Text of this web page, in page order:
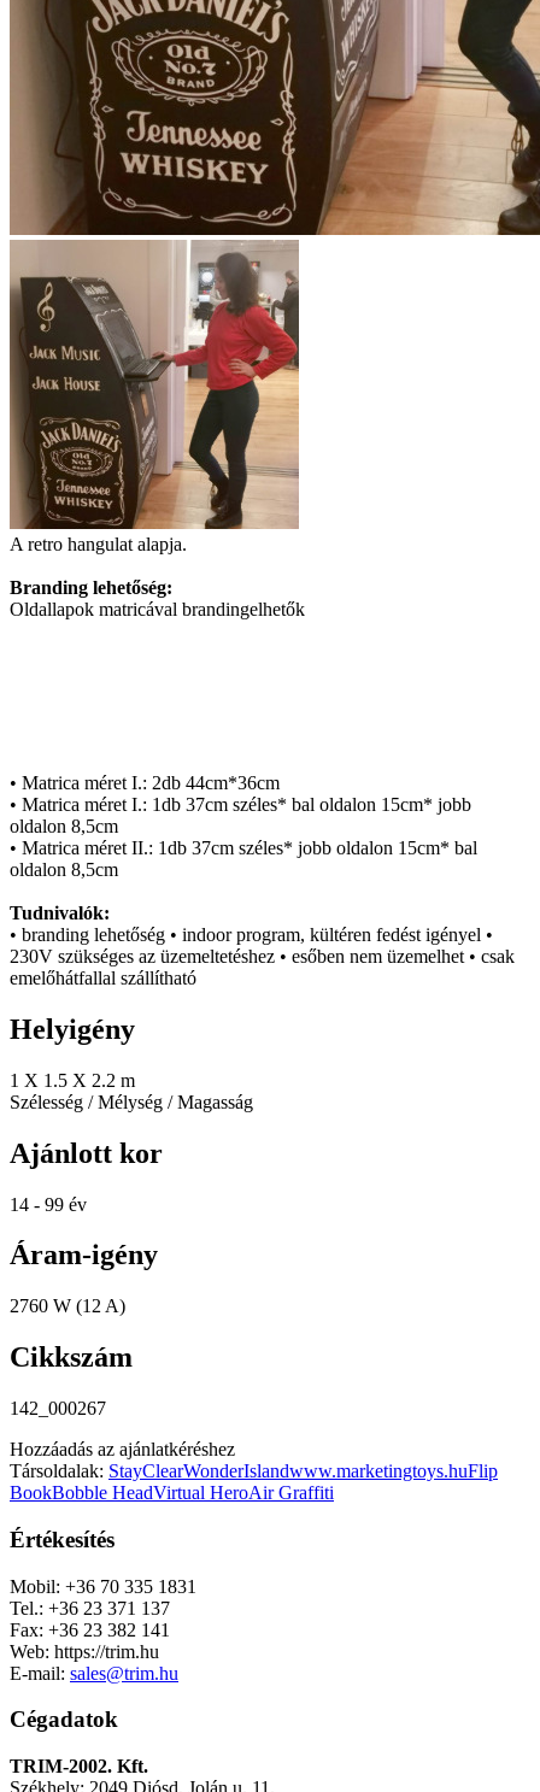
A retro hangulat alapja.
Branding lehetőség:
Oldallapok matricával brandingelhetők
• Matrica méret I.: 2db 44cm*36cm
• Matrica méret I.: 1db 37cm széles* bal oldalon 15cm* jobb
oldalon 8,5cm
• Matrica méret II.: 1db 37cm széles* jobb oldalon 15cm* bal
oldalon 8,5cm
Tudnivalók:
• branding lehetőség • indoor program, kültéren fedést igényel •
230V szükséges az üzemeltetéshez • esőben nem üzemelhet • csak
emelőhátfallal szállítható
Helyigény
1 X 1.5 X 2.2 m
Szélesség / Mélység / Magasság
Ajánlott kor
14 - 99 év
Áram-igény
2760 W (12 A)
Cikkszám
142_000267
Hozzáadás az ajánlatkéréshez
Társoldalak: StayClearWonderIslandwww.marketingtoys.huFlip
BookBobble HeadVirtual HeroAir Graffiti
Értékesítés
Mobil: +36 70 335 1831
Tel.: +36 23 371 137
Fax: +36 23 382 141
Web: https://trim.hu
E-mail: sales@trim.hu
Cégadatok
TRIM-2002. Kft.
Székhely: 2049 Diósd, Jolán u. 11.